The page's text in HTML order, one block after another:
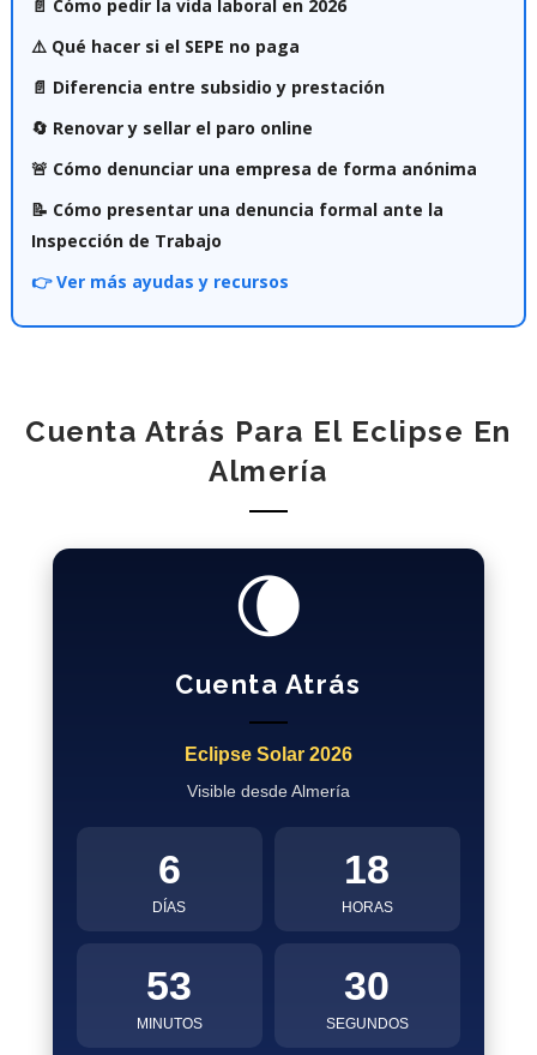
📄 Cómo pedir la vida laboral en 2026
⚠️ Qué hacer si el SEPE no paga
📄 Diferencia entre subsidio y prestación
🔄 Renovar y sellar el paro online
🚨 Cómo denunciar una empresa de forma anónima
📝 Cómo presentar una denuncia formal ante la
Inspección de Trabajo
👉 Ver más ayudas y recursos
Cuenta Atrás Para El Eclipse En
Almería
🌘
Cuenta Atrás
Eclipse Solar 2026
Visible desde Almería
6
DÍAS
18
HORAS
53
MINUTOS
29
SEGUNDOS